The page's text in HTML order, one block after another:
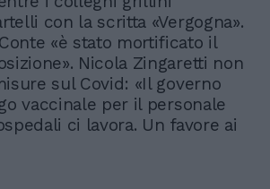
con la scritta «Vergogna».
«è stato mortificato il
Nicola Zingaretti non
sul Covid: «Il governo
vaccinale per il personale
ci lavora. Un favore ai